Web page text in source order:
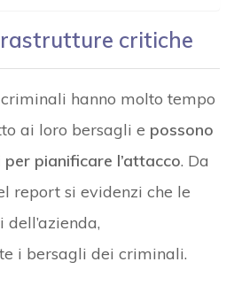
critiche
hanno molto tempo
ai loro bersagli e possono
pianificare l’attacco. Da
report si evidenzi che le
i bersagli dei criminali.